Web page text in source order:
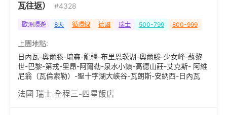
瓦往返）
#4328
歐洲環遊 8天 循環線 德國 瑞士 500-799 800-999
上團地點:
日內瓦-奧爾滕-琉森-龍疆-布里恩茨湖-奧爾滕-少女峰-蘇黎
世-巴黎-第戎-里昂-阿爾勒-泉水小鎮-高德山莊-艾克斯- 阿維
尼翁（瓦倫索勒）-聖十字湖大峽谷-瓦朗斯-安納西-日內瓦
法國 瑞士 全程三-四星飯店